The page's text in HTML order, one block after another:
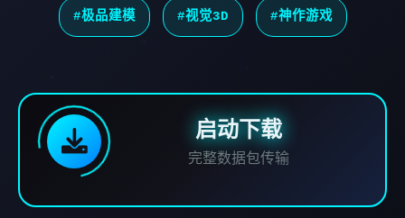
#极品建模 #视觉3D #神作游戏
启动下载
完整数据包传输